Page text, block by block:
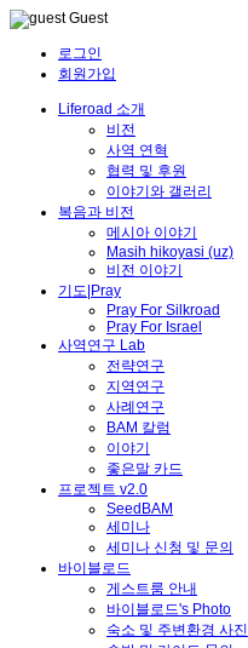
Guest
로그인
회원가입
Liferoad 소개
비전
사역 연혁
협력 및 후원
이야기와 갤러리
복음과 비전
메시아 이야기
Masih hikoyasi (uz)
비전 이야기
기도|Pray
Pray For Silkroad
Pray For Israel
사역연구 Lab
전략연구
지역연구
사례연구
BAM 칼럼
이야기
좋은말 카드
프로젝트 v2.0
SeedBAM
세미나
세미나 신청 및 문의
바이블로드
게스트룸 안내
바이블로드's Photo
숙소 및 주변환경 사진